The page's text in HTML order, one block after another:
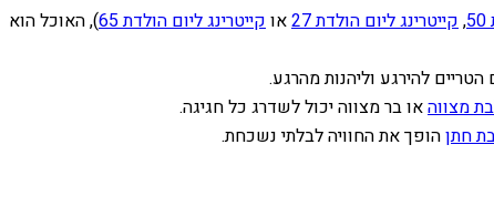
,קייטרינג ליום הולדת 27 אוקייטרינג ליום הולדת 65
), האוכל הוא
להירגע וליהנות מהרגע.
מצווהאו בר מצווה יכול לשדרג כל חגיגה.
חתןהופך את החוויה לבלתי נשכחת.